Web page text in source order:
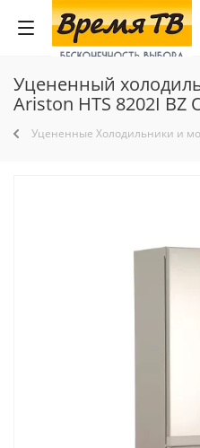
Уцененный
Ariston HTS 8202I BZ
Уцененные Холодильники и